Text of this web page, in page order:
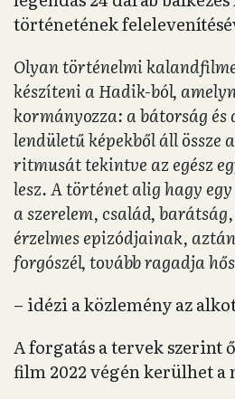
történetének
Olyan történelmi
készíteni a Hadik-ból,
kormányozza: a bátorság és
lendületű képekből áll össze
ritmusát tekintve az egész
lesz. A történet alig hagy
a szerelem, család,
érzelmes epizódjainak,
forgószél, tovább ragadja
– idézi a közlemény az
A forgatás a tervek szerint
film 2022 végén kerülhet a